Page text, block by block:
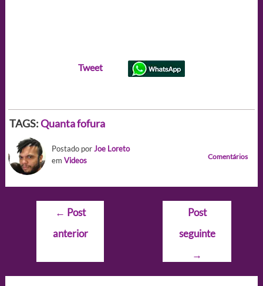
Tweet
TAGS:Quanta fofura
Postado porJoe Loreto
em Videos Comentários
Navegação
Post
← Post
anterior
Post
seguinte
→